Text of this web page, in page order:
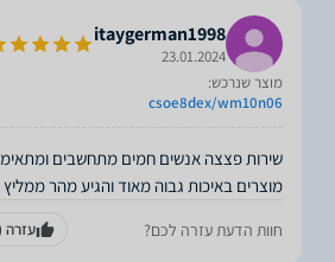
itaygerman1998
23.01.2024
מוצר שנרכש:
csoe8dex/wm10n06
מוצרים באיכות גבוה מאוד והגיע מהר
חוות הדעת עזרה לכם? עזרה (0)